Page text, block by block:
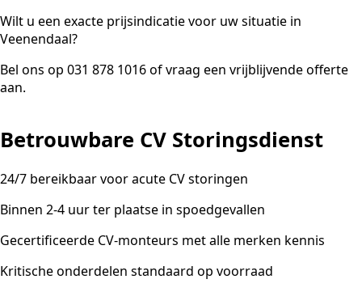
Wilt u een exacte prijsindicatie voor uw situatie in
Veenendaal?
Bel ons op 031 878 1016 of vraag een vrijblijvende offerte
aan.
Betrouwbare CV Storingsdienst
24/7 bereikbaar voor acute CV storingen
Binnen 2-4 uur ter plaatse in spoedgevallen
Gecertificeerde CV-monteurs met alle merken kennis
Kritische onderdelen standaard op voorraad